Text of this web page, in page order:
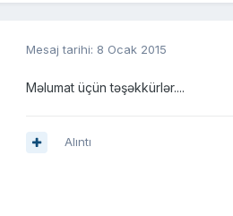
Mesaj tarihi: 8 Ocak 2015
Məlumat üçün təşəkkürlər....
Alıntı